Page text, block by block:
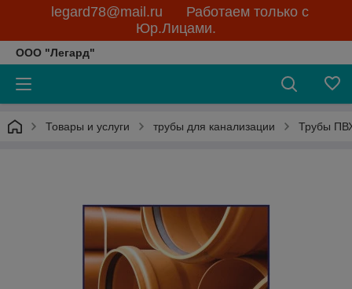
legard78@mail.ru Работаем только с
Юр.Лицами.
ООО "Легард"
Товары и услуги трубы для канализации Трубы